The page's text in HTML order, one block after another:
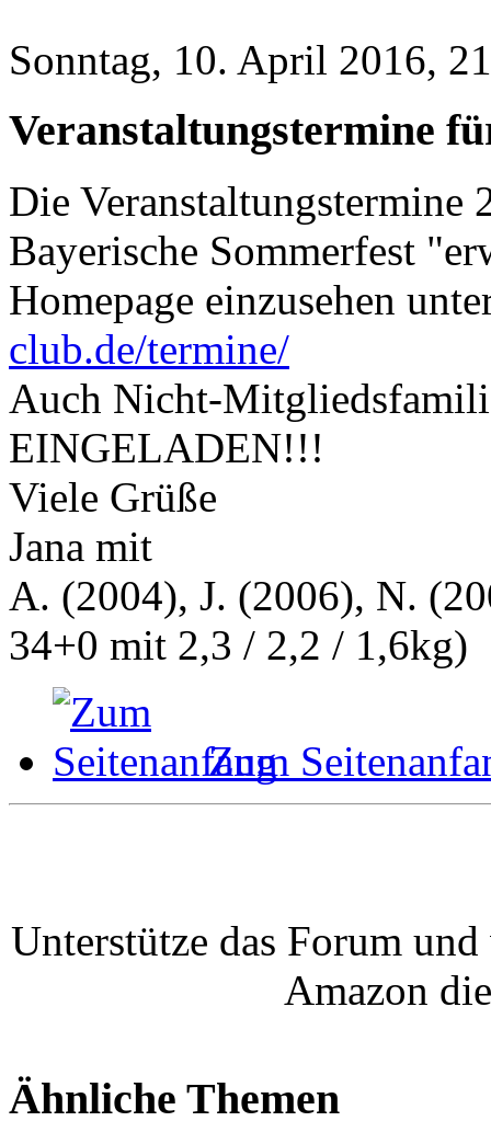
Sonntag, 10. April 2016,
Veranstaltungstermine
Die Veranstaltungstermine
Bayerische Sommerfest
Homepage einzusehen
club.de/termine/
Auch Nicht-
EINGELADEN!!!
Viele Grüße
Jana mit
A. (2004), J. (2006), N.
34+0 mit 2,3 / 2,2 / 1,6kg)
Zum
Unterstütze das Forum
Amazon
Ähnliche Themen